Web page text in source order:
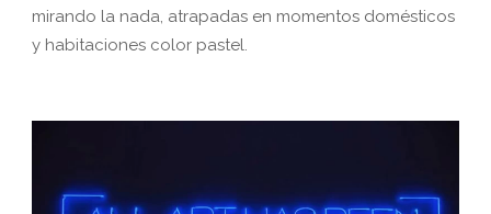
mirando la nada, atrapadas en momentos domésticos
y habitaciones color pastel.